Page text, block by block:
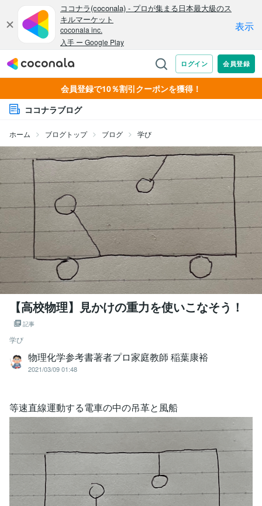
会員登録で10％割引クーポンを獲得！
ココナラブログ
ホーム ブログトップ ブログ 学び
【高校物理】見かけの重力を使いこなそう！
記事
学び
物理化学参考書著者プロ家庭教師 稲葉康裕
2021/03/09 01:48
等速直線運動する電車の中の吊革と風船